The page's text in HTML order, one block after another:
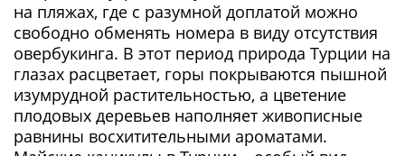
на пляжах, где с разумной доплатой можно
свободно обменять номера в виду отсутствия
овербукинга. В этот период природа Турции на
глазах расцветает, горы покрываются пышной
изумрудной растительностью, а цветение
плодовых деревьев наполняет живописные
равнины восхитительными ароматами.